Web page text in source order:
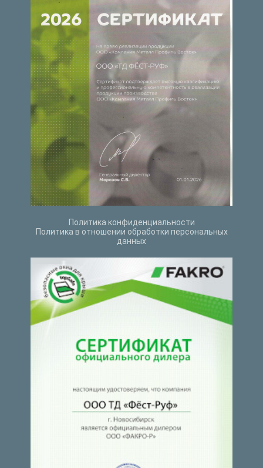
Политика конфиденциальности
Политика в отношении обработки персональных
данных